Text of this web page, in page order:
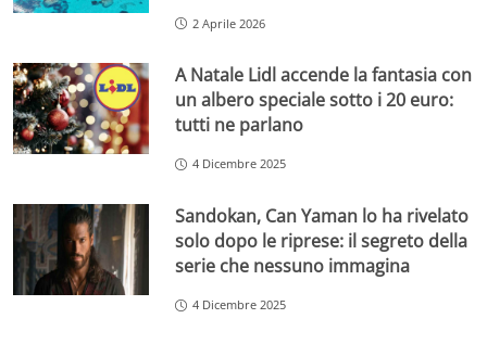
2 Aprile 2026
A Natale Lidl accende la fantasia con
un albero speciale sotto i 20 euro:
tutti ne parlano
4 Dicembre 2025
Sandokan, Can Yaman lo ha rivelato
solo dopo le riprese: il segreto della
serie che nessuno immagina
4 Dicembre 2025